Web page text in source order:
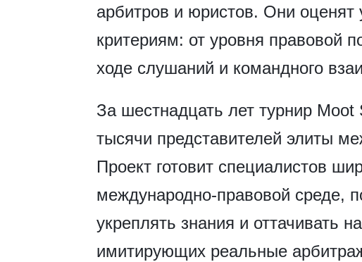
арбитров и юристов. Они оценят
критериям: от уровня правовой
ходе слушаний и командного
За шестнадцать лет турнир
тысячи представителей элиты
Проект готовит специалистов
международно-правовой среде,
укреплять знания и оттачивать
имитирующих реальные